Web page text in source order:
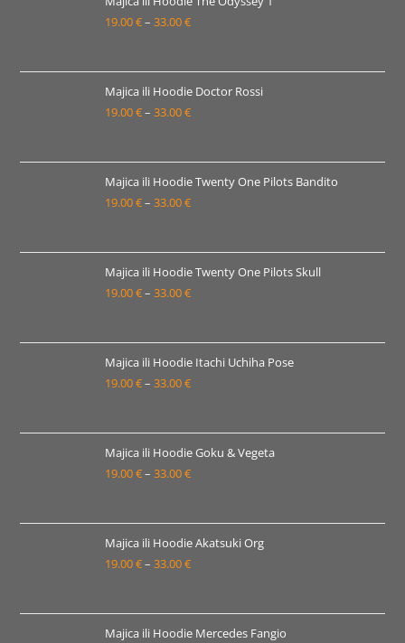
do
19.00€– 33.00€Raspon
od
19.00 €
do
Majica ili Hoodie Doctor Rossi
19.00€– 33.00€Raspon
od
19.00 €
do
Majica ili Hoodie Twenty One Pilots Bandito
19.00€– 33.00€Raspon
od
19.00 €
do
Majica ili Hoodie Twenty One Pilots Skull
19.00€– 33.00€Raspon
od
19.00 €
do
Majica ili Hoodie Itachi Uchiha Pose
19.00€– 33.00€Raspon
od
19.00 €
do
Majica ili Hoodie Goku & Vegeta
19.00€– 33.00€Raspon
od
19.00 €
do
Majica ili Hoodie Akatsuki Org
19.00€– 33.00€Raspon
od
19.00 €
Majica ili Hoodie Mercedes Fangio